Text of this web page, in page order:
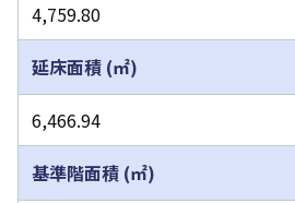
4,759.80
延床面積 (㎡)
6,466.94
基準階面積 (㎡)